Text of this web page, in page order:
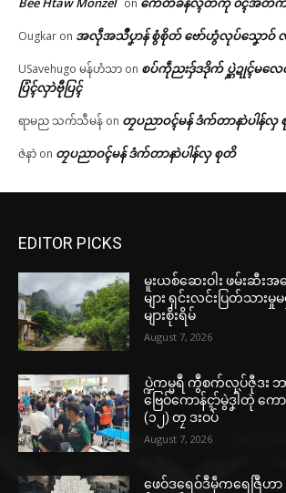
on
Ougkar on အလဵုအသဳပၞာန် စွံစိုတ် ဗော်ဟွံလုပ်သၞောဝ်
USavehugo မန်ဟံသာ on စပ်ကဵုညးဒှ်ဒဒိုက် ပ္ဋဲဍုၚ်မလ
ပြံၚ်လှာဲဗီုပြၚ်
ရာမည သက်သီမန် on တၠပညာဝၚ်မန် ဒံက်တာနာဲပါန်လှ
ဇဲနာဲ on တၠပညာဝၚ်မန် ဒံက်တာနာဲပါန်လှ စုတိ
EDITOR PICKS
မူးယစ်ဆေးဝါး ဖမ်းဆီး
များ ရှင်းလင်းပြတ်သား
များစိုးရိမ်
August 7, 2026
ပ္ဍဲကမ္မရဳ ကွဳစက်လုပ်ဇီုဒး
ဗြေဝ်ကောန်ၚာ်မွဲဒၞါဲတုဲ က
(၁၂) တၠ ဒးဝပ်
August 7, 2026
ဖေဝ်ဒရေဝ်ဒဳမဵုကရေဇြဳဟာ